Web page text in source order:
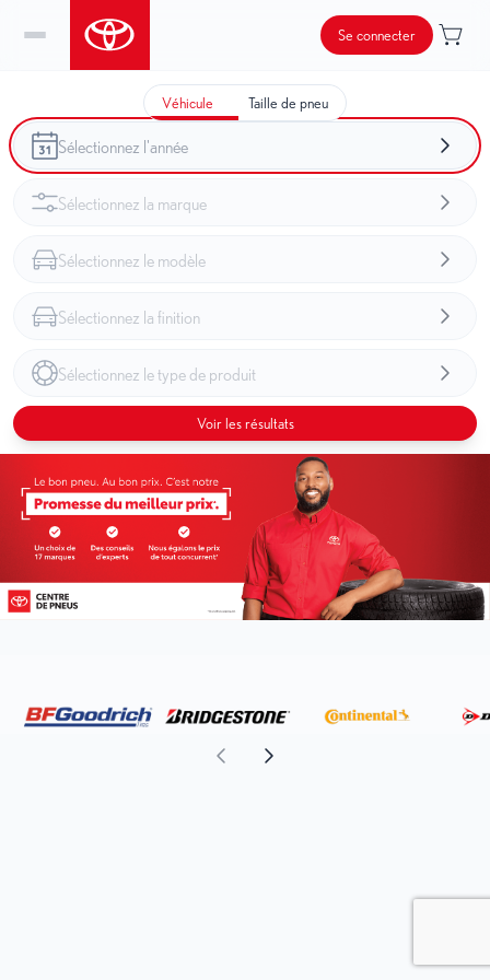
Se connecter
Véhicule Taille de pneu
Voir les résultats